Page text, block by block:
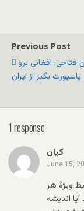
Previous Post
فتاحی: افغانی برو
بگیر از ایران
1 response
کیان
June 15,
ویژۀ هر
اندیشه